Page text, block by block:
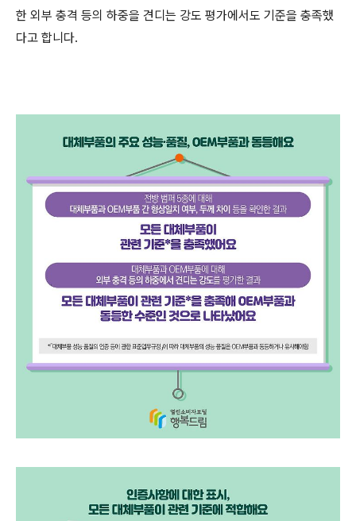
한 외부 충격 등의 하중을 견디는 강도 평가에서도 기준을 충족했
다고 합니다.